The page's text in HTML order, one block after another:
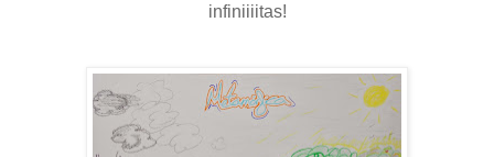
infiniiiitas!